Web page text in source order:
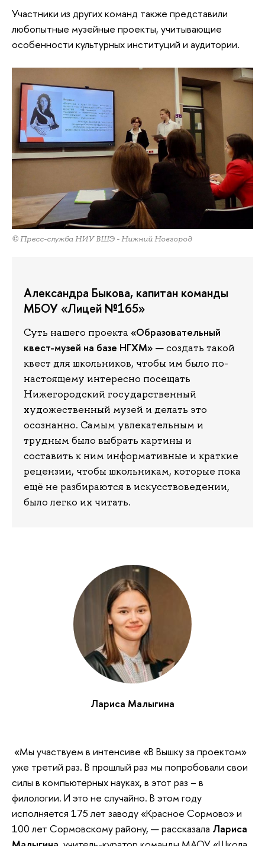
Участники из других команд также представили
любопытные музейные проекты, учитывающие
особенности культурных институций и аудитории.
© Пресс-служба НИУ ВШЭ - Нижний Новгород
Александра Быкова, капитан команды
МБОУ «Лицей №165»
Суть нашего проекта «Образовательный
квест-музей на базе НГХМ» — создать такой
квест для школьников, чтобы им было по-
настоящему интересно посещать
Нижегородский государственный
художественный музей и делать это
осознанно. Самым увлекательным и
трудным было выбрать картины и
составить к ним информативные и краткие
рецензии, чтобы школьникам, которые пока
ещё не разбираются в искусствоведении,
было легко их читать.
Лариса Малыгина
«Мы участвуем в интенсиве «В Вышку за проектом»
уже третий раз. В прошлый раз мы попробовали свои
силы в компьютерных науках, в этот раз – в
филологии. И это не случайно. В этом году
исполняется 175 лет заводу «Красное Сормово» и
100 лет Сормовскому району, — рассказала Лариса